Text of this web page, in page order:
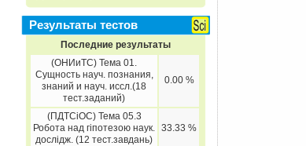
Результаты тестов
Последние результаты
(ОНИиТС) Тема 01.
Сущность науч. познания,
знаний и науч. иссл.(18
тест.заданий)
0.00 %
(ПДТСіОС) Тема 05.3
Робота над гіпотезою наук.
дослідж. (12 тест.завдань)
33.33 %